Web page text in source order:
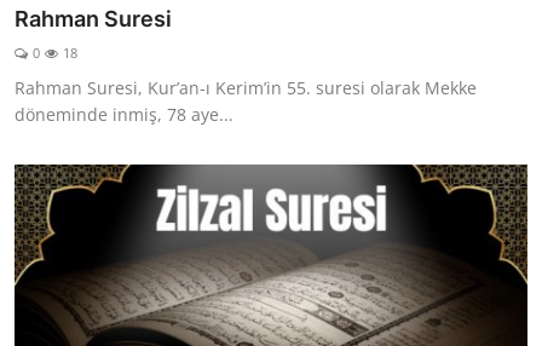
Rahman Suresi
0 18
Rahman Suresi, Kur’an-ı Kerim’in 55. suresi olarak Mekke
döneminde inmiş, 78 aye...